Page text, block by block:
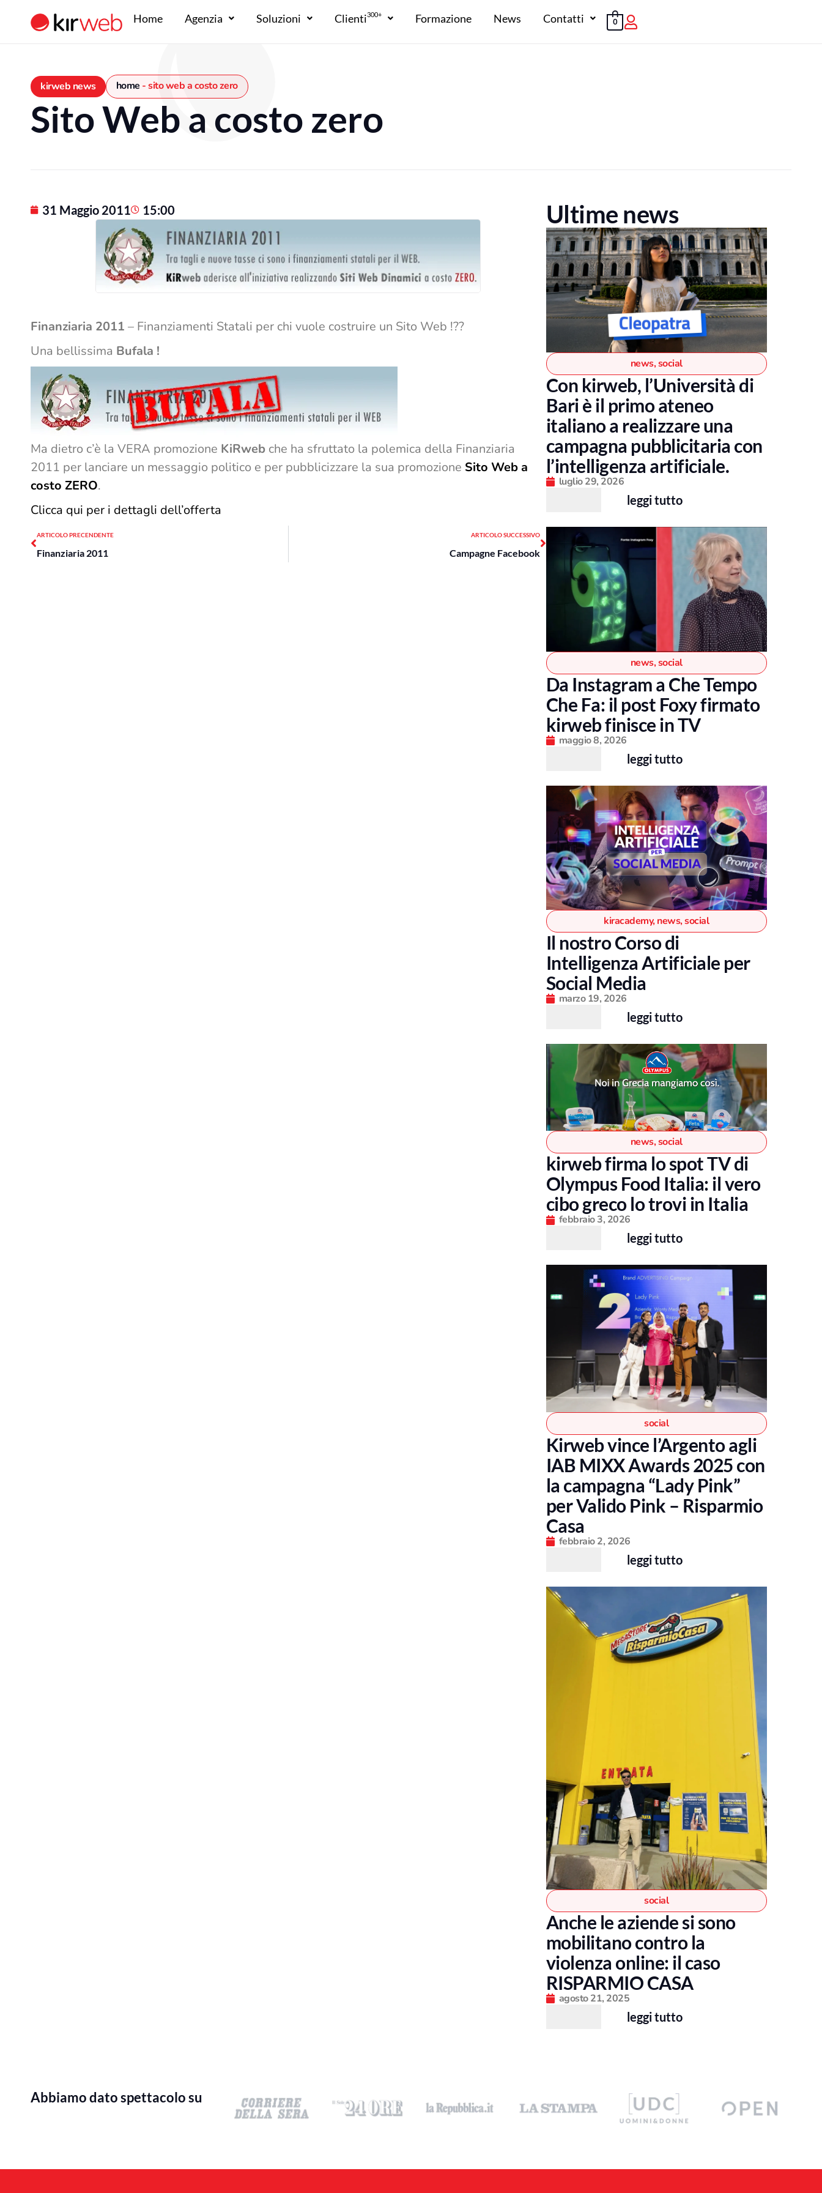
Home Agenzia Soluzioni Clienti300+ Formazione News Contatti 0
kirweb news home -sito web a costo zero
Sito Web a costo zero
31 Maggio 2011 15:00
Finanziaria 2011 – Finanziamenti Statali per chi vuole costruire un Sito Web !??
Una bellissima Bufala !
Ma dietro c’è la VERA promozione KiRweb che ha sfruttato la polemica della Finanziaria
2011 per lanciare un messaggio politico e per pubblicizzare la sua promozione Sito Web a
costo ZERO.
Clicca qui per i dettagli dell’offerta
Precedente
ARTICOLO PRECENDENTE
Finanziaria 2011
ARTICOLO SUCCESSIVO
Campagne Facebook
Successivo
Ultime news
news,social
Con kirweb, l’Università di
Bari è il primo ateneo
italiano a realizzare una
campagna pubblicitaria con
l’intelligenza artificiale.
luglio 29, 2026
leggi tutto
news,social
Da Instagram a Che Tempo
Che Fa: il post Foxy firmato
kirweb finisce in TV
maggio 8, 2026
leggi tutto
kiracademy,news,social
Il nostro Corso di
Intelligenza Artificiale per
Social Media
marzo 19, 2026
leggi tutto
news,social
kirweb firma lo spot TV di
Olympus Food Italia: il vero
cibo greco lo trovi in Italia
febbraio 3, 2026
leggi tutto
social
Kirweb vince l’Argento agli
IAB MIXX Awards 2025 con
la campagna “Lady Pink”
per Valido Pink – Risparmio
Casa
febbraio 2, 2026
leggi tutto
social
Anche le aziende si sono
mobilitano contro la
violenza online: il caso
RISPARMIO CASA
agosto 21, 2025
leggi tutto
Abbiamo dato spettacolo su